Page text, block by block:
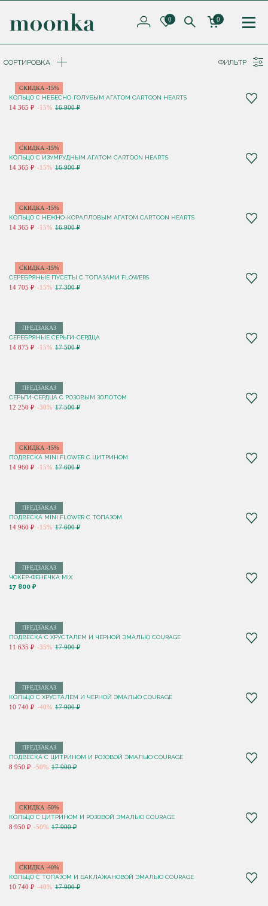
0 0
СОРТИРОВКА ФИЛЬТР
СКИДКА -15%
КОЛЬЦО C НЕБЕСНО-ГОЛУБЫМ АГАТОМ CARTOON HEARTS
14 365 ₽ -15% 16 900 ₽
СКИДКА -15%
КОЛЬЦО C ИЗУМРУДНЫМ АГАТОМ CARTOON HEARTS
14 365 ₽ -15% 16 900 ₽
СКИДКА -15%
КОЛЬЦО C НЕЖНО-КОРАЛЛОВЫМ АГАТОМ CARTOON HEARTS
14 365 ₽ -15% 16 900 ₽
СКИДКА -15%
СЕРЕБРЯНЫЕ ПУСЕТЫ С ТОПАЗАМИ FLOWERS
14 705 ₽ -15% 17 300 ₽
ПРЕДЗАКАЗ
СЕРЕБРЯНЫЕ СЕРЬГИ-СЕРДЦА
14 875 ₽ -15% 17 500 ₽
ПРЕДЗАКАЗ
СЕРЬГИ-СЕРДЦА С РОЗОВЫМ ЗОЛОТОМ
12 250 ₽ -30% 17 500 ₽
СКИДКА -15%
ПОДВЕСКА MINI FLOWER С ЦИТРИНОМ
14 960 ₽ -15% 17 600 ₽
ПРЕДЗАКАЗ
ПОДВЕСКА MINI FLOWER С ТОПАЗОМ
14 960 ₽ -15% 17 600 ₽
ПРЕДЗАКАЗ
ЧОКЕР-ФЕНЕЧКА MIX
17 800 ₽
ПРЕДЗАКАЗ
ПОДВЕСКА С ХРУСТАЛЕМ И ЧЕРНОЙ ЭМАЛЬЮ COURAGE
11 635 ₽ -35% 17 900 ₽
ПРЕДЗАКАЗ
КОЛЬЦО С ХРУСТАЛЕМ И ЧЕРНОЙ ЭМАЛЬЮ COURAGE
10 740 ₽ -40% 17 900 ₽
ПРЕДЗАКАЗ
ПОДВЕСКА С ЦИТРИНОМ И РОЗОВОЙ ЭМАЛЬЮ COURAGE
8 950 ₽ -50% 17 900 ₽
СКИДКА -50%
КОЛЬЦО С ЦИТРИНОМ И РОЗОВОЙ ЭМАЛЬЮ COURAGE
8 950 ₽ -50% 17 900 ₽
СКИДКА -40%
КОЛЬЦО С ТОПАЗОМ И БАКЛАЖАНОВОЙ ЭМАЛЬЮ COURAGE
10 740 ₽ -40% 17 900 ₽